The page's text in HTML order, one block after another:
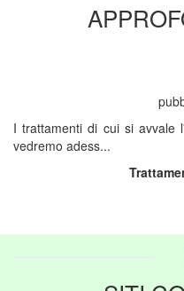
I trattamenti di cui si avvale
vedremo adess...